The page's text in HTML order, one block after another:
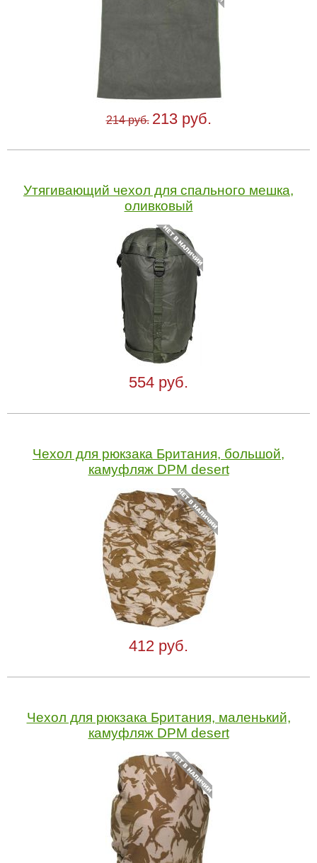
214 руб. 213 руб.
Утягивающий чехол для спального мешка,
оливковый
554 руб.
Чехол для рюкзака Британия, большой,
камуфляж DPM desert
412 руб.
Чехол для рюкзака Британия, маленький,
камуфляж DPM desert